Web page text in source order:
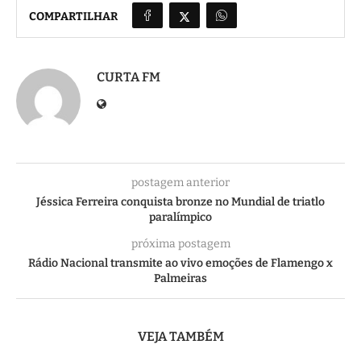
COMPARTILHAR
CURTA FM
postagem anterior
Jéssica Ferreira conquista bronze no Mundial de triatlo
paralímpico
próxima postagem
Rádio Nacional transmite ao vivo emoções de Flamengo x
Palmeiras
VEJA TAMBÉM